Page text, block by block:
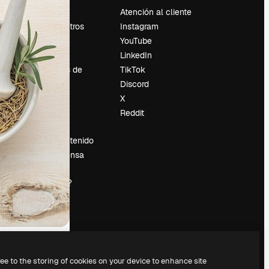
Sobre nosotros
Reviews
Empleo
Tendencias de
búsqueda
Blog
Eventos
Vender contenido
Sala de prensa
magnific.ai?
Atención al cliente
Instagram
YouTube
LinkedIn
TikTok
Discord
X
Reddit
to the storing of cookies on your device to enhance site